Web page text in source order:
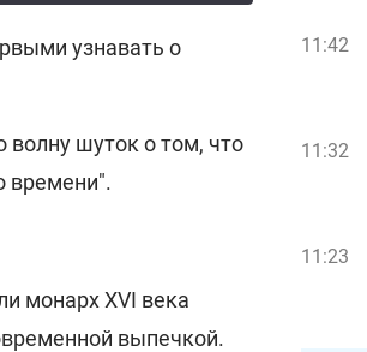
узнавать о
волну шуток о том, что
времени".
монарх XVI века
выпечкой.
11:42
11:32
11:23